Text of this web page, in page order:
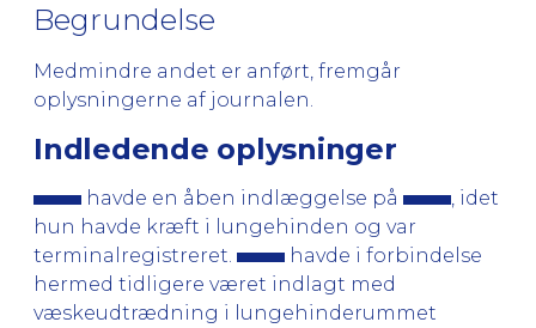
Begrundelse
Medmindre andet er anført, fremgår
oplysningerne af journalen.
Indledende oplysninger
havde en åben indlæggelse på
, idet
hun havde kræft i lungehinden og var
terminalregistreret.
havde i forbindelse
hermed tidligere været indlagt med
væskeudtrædning i lungehinderummet